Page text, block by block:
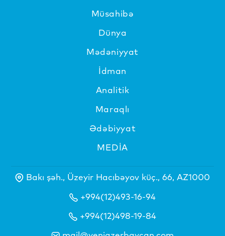
Müsahibə
Dünya
Mədəniyyat
İdman
Analitik
Maraqlı
Ədəbiyyat
MEDİA
Bakı şəh., Üzeyir Hacıbəyov küç., 66, AZ1000
+994(12)493-16-94
+994(12)498-19-84